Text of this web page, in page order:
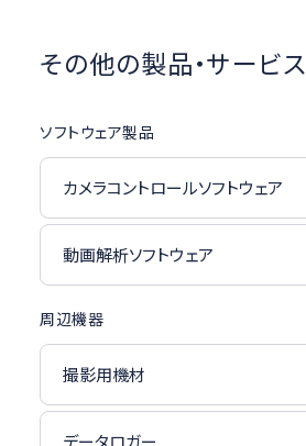
その他の製品・サービス
ソフトウェア製品
カメラコントロールソフトウェア
動画解析ソフトウェア
周辺機器
撮影用機材